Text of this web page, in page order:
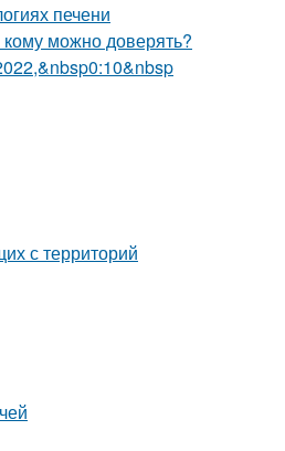
печени
можно доверять?
с территорий